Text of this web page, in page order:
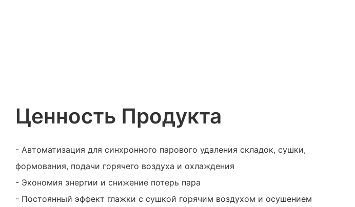
Ценность Продукта
- Автоматизация для синхронного парового удаления складок, сушки,
формования, подачи горячего воздуха и охлаждения
- Экономия энергии и снижение потерь пара
- Постоянный эффект глажки с сушкой горячим воздухом и осушением